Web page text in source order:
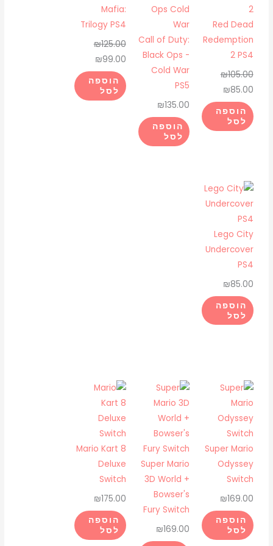
Red Dead
Redemption
2 PS4
₪105.00
היה:
₪105.00.
₪85.00
₪85.00.
הוספה
לסל
Call of Duty:
Black Ops -
Cold War
PS5
₪135.00
הוספה
לסל
Mafia:
Trilogy PS4
₪125.00
היה:
₪125.00.
₪99.00
₪99.00.
הוספה
לסל
Lego City
Undercover
PS4
₪85.00
הוספה
לסל
Super Mario
Odyssey
Switch
₪169.00
הוספה
לסל
Super Mario
3D World +
Bowser's
Fury Switch
₪169.00
Mario Kart 8
Deluxe
Switch
₪175.00
הוספה
לסל